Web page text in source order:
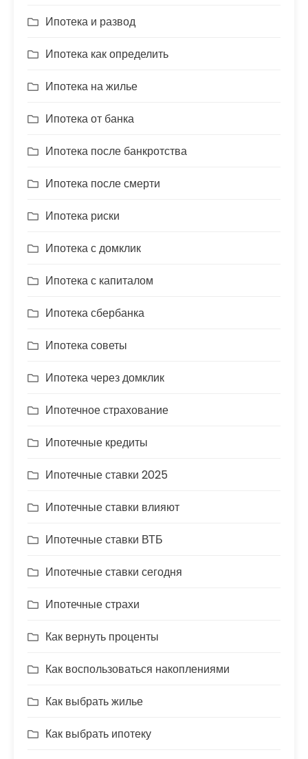
Ипотека и развод
Ипотека как определить
Ипотека на жилье
Ипотека от банка
Ипотека после банкротства
Ипотека после смерти
Ипотека риски
Ипотека с домклик
Ипотека с капиталом
Ипотека сбербанка
Ипотека советы
Ипотека через домклик
Ипотечное страхование
Ипотечные кредиты
Ипотечные ставки 2025
Ипотечные ставки влияют
Ипотечные ставки ВТБ
Ипотечные ставки сегодня
Ипотечные страхи
Как вернуть проценты
Как воспользоваться накоплениями
Как выбрать жилье
Как выбрать ипотеку